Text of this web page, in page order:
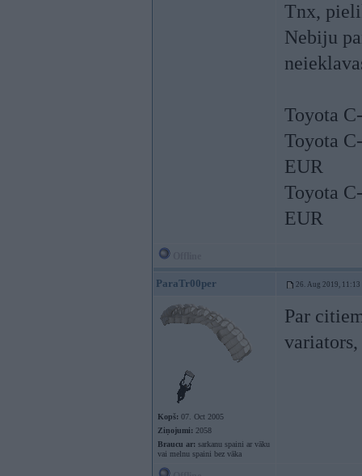
Tnx,
Nebiju
Toyota
Toyota
EUR
Toyota
EUR
ParaTr00per 26. Aug 2019, 11:13
Kopš: 07. Oct 2005
Ziņojumi: 2058
Braucu ar: sarkanu spaini ar vāku
vai melnu spaini bez vāka
Par
variators,